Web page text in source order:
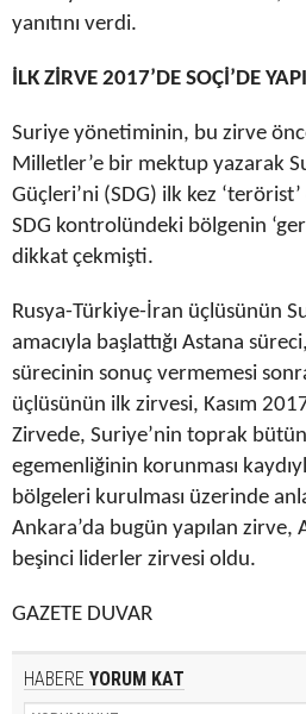
yanıtını verdi.
İLK ZİRVE 2017’DE SOÇİ’DE
Suriye yönetiminin, bu zirve
Milletler’e bir mektup yazarak
Güçleri’ni (SDG) ilk kez
SDG kontrolündeki bölgenin
dikkat çekmişti.
Rusya-Türkiye-İran üçlüsünün
amacıyla başlattığı Astana
sürecinin sonuç vermemesi
üçlüsünün ilk zirvesi, Kasım
Zirvede, Suriye’nin toprak
egemenliğinin korunması
bölgeleri kurulması üzerinde
Ankara’da bugün yapılan zirve,
beşinci liderler zirvesi oldu.
GAZETE DUVAR
HABERE YORUM KAT